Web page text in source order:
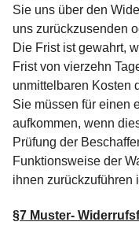
Sie uns über den
uns zurückzusenden
Die Frist ist gewahrt,
Frist von vierzehn
unmittelbaren Kosten
Sie müssen für einen
aufkommen, wenn
Prüfung der
Funktionsweise der
ihnen zurückzuführen
§7 Muster-